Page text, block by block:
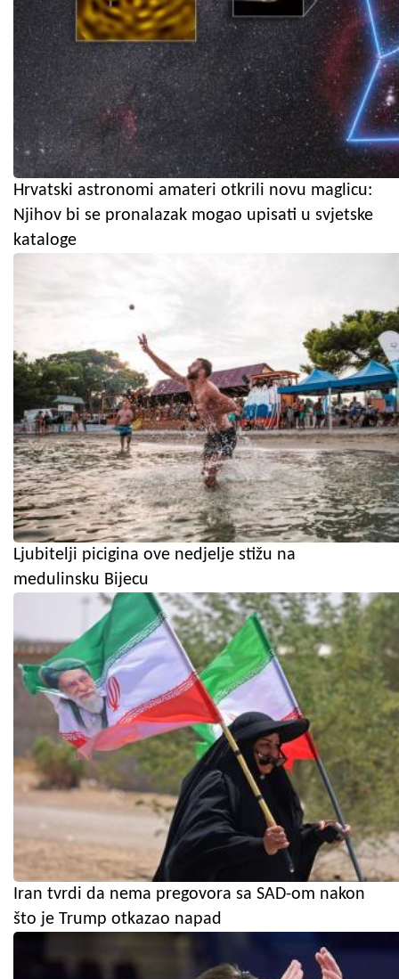
Hrvatski astronomi amateri otkrili novu maglicu:
Njihov bi se pronalazak mogao upisati u svjetske
kataloge
Ljubitelji picigina ove nedjelje stižu na
medulinsku Bijecu
Iran tvrdi da nema pregovora sa SAD-om nakon
što je Trump otkazao napad